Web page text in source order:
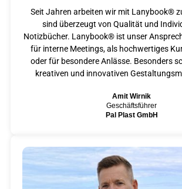
Seit Jahren arbeiten wir mit Lanybook®
sind überzeugt von Qualität und
Notizbücher. Lanybook® ist unser
für interne Meetings, als hochwertiges
oder für besondere Anlässe. Besonders
kreativen und innovativen
Amit Wirnik
Geschäftsführer
Pal Plast GmbH